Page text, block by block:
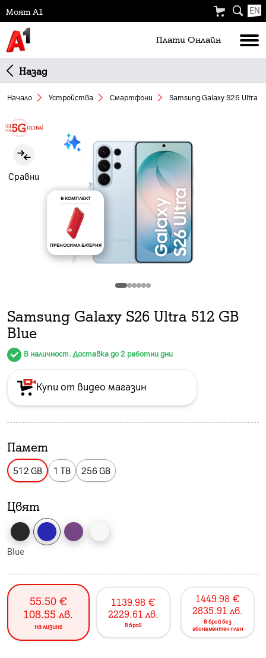
Моят А1 EN
Плати Oнлайн
Назад
Начало Устройства Смартфони Samsung Galaxy S26 Ultra
Сравни
Slide 1 of 6
В КОМПЛЕКТ
ПРЕНОСИМА БАТЕРИЯ
Samsung Galaxy S26 Ultra 512 GB
Blue
В наличност. Доставка до 2 работни дни
Купи от видео магазин
Памет
512 GB 1 TB 256 GB
Цвят
Blue
55.50 €
108.55 лв.
на лизинг
1139.98 €
2229.61 лв.
в брой
1449.98 €
2835.91 лв.
в брой без
абонаментен план